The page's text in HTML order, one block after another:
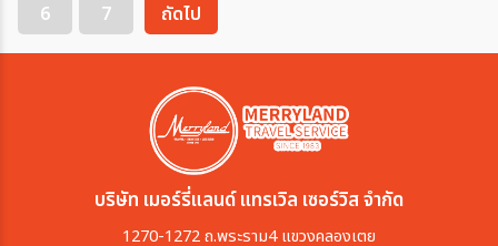
6
7 ถัดไป
บริษัท เมอร์รี่แลนด์ แทรเวิล เซอร์วิส จำกัด
1270-1272 ถ.พระราม4 แขวงคลองเตย